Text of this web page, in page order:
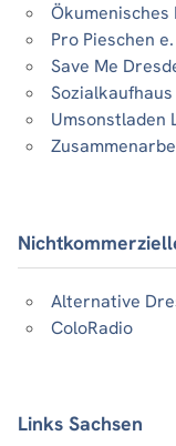
Pro Pieschen
Save Me
Sozialkaufhaus
Umsonstladen
Alternative
ColoRadio
Links Sachsen